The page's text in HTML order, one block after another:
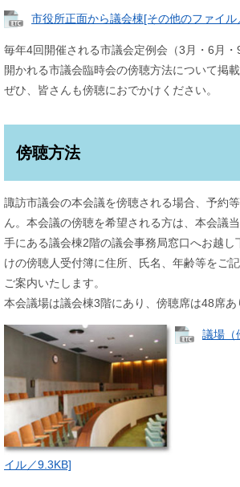
市役所正面から議会棟[その他のファイル
毎年4回開催される市議会定例会（3月・6月
開かれる市議会臨時会の傍聴方法について掲載
ぜひ、皆さんも傍聴におでかけください。
傍聴方法
諏訪市議会の本会議を傍聴される場合、予約
ん。本会議の傍聴を希望される方は、本会議
手にある議会棟2階の議会事務局窓口へお越し
けの傍聴人受付簿に住所、氏名、年齢等をご
ご案内いたします。
本会議場は議会棟3階にあり、傍聴席は48席あ
議場（
イル／9.3KB]